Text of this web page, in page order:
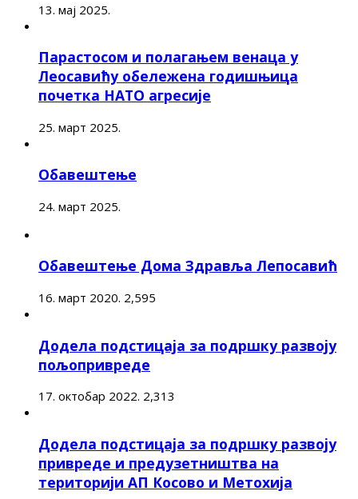
13. мај 2025.
Парастосом и полагањем венаца у
Леосавићу обележена годишњица
почетка НАТО агресије
25. март 2025.
Обавештење
24. март 2025.
Обавештење Дома Здравља Лепосавић
16. март 2020. 2,595
Додела подстицаја за подршку развоју
пољопривреде
17. октобар 2022. 2,313
Додела подстицаја за подршку развоју
привреде и предузетништва на
територији АП Косово и Метохија